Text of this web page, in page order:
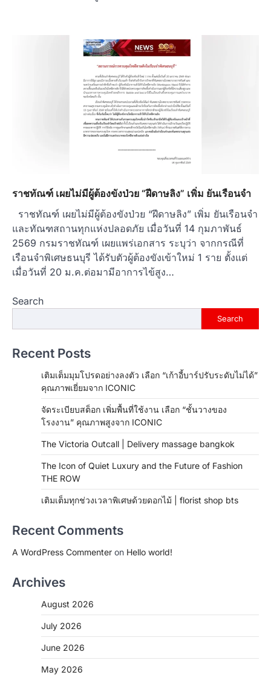
ราชทัณฑ์ เผยไม่มีผู้ต้องขังป่วย “ฝีดาษลิง” เพิ่ม ยันเรือนจำ
ราชทัณฑ์ เผยไม่มีผู้ต้องขังป่วย “ฝีดาษลิง” เพิ่ม ยันเรือนจำ
และทัณฑสถานทุกแห่งปลอดภัย เมื่อวันที่ 14 กุมภาพันธ์
2569 กรมราชทัณฑ์ เผยแพร่เอกสาร ระบุว่า จากกรณีที่
เรือนจำพิเศษธนบุรี ได้รับตัวผู้ต้องขังเข้าใหม่ 1 ราย ตั้งแต่
เมื่อวันที่ 20 ม.ค.ต่อมามีอาการไข้สูง…
Search
Search
Recent Posts
เติมเต็มมุมโปรดอย่างลงตัว เลือก “เก้าอี้บาร์ปรับระดับไม่ได้”
คุณภาพเยี่ยมจาก ICONIC
จัดระเบียบสต็อก เพิ่มพื้นที่ใช้งาน เลือก “ชั้นวางของ
โรงงาน” คุณภาพสูงจาก ICONIC
The Victoria Outcall | Delivery massage bangkok
The Icon of Quiet Luxury and the Future of Fashion
THE ROW
เติมเต็มทุกช่วงเวลาพิเศษด้วยดอกไม้ | florist shop bts
Recent Comments
A WordPress Commenter on Hello world!
Archives
August 2026
July 2026
June 2026
May 2026